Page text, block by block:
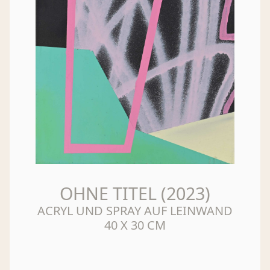
OHNE TITEL (2023)
ACRYL UND SPRAY AUF LEINWAND
40 X 30 CM